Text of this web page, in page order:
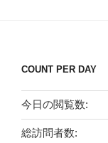
COUNT PER DAY
今日の閲覧数:
総訪問者数: